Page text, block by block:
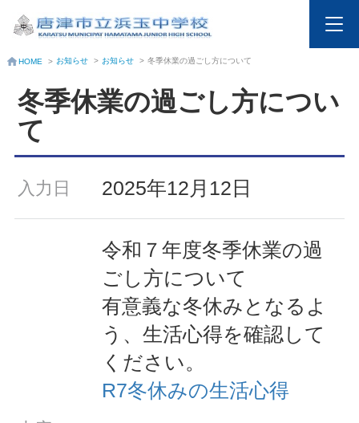
HOME > お知らせ > お知らせ > 冬季休業の過ごし方について
冬季休業の過ごし方につい
て
入力日 2025年12月12日
令和７年度冬季休業の過
ごし方について
有意義な冬休みとなるよ
う、生活心得を確認して
ください。
R7冬休みの生活心得